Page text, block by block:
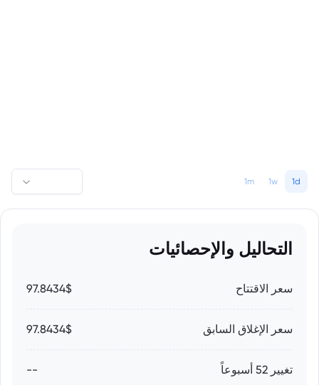
1d
1w
1m
التحاليل والإحصائيات
سعر الاقتتاح 97.8434$
سعر الإغلاق السابق 97.8434$
تغيير 52 أسبوعاً --